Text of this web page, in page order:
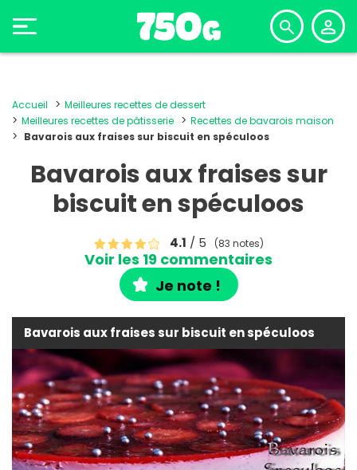
Accueil
Meilleures recettes de dessert
Meilleures recettes de pâtisserie
Recettes de bavarois maison
Bavarois aux fraises sur biscuit en spéculoos
Bavarois aux fraises sur
biscuit en spéculoos
4.1 / 5 (83 notes)
Voir les 19 commentaires
Je note !
Bavarois aux fraises sur biscuit en spéculoos